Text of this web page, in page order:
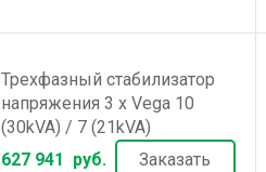
Трехфазный стабилизатор
напряжения 3 x Vega 10
(30kVA) / 7 (21kVA)
627 941
руб.
Заказать